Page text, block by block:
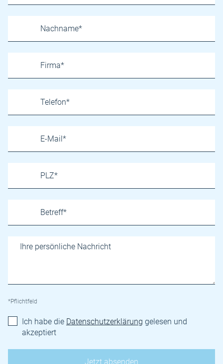
*Pflichtfeld
Ich habe die Datenschutzerklärung gelesen und
akzeptiert